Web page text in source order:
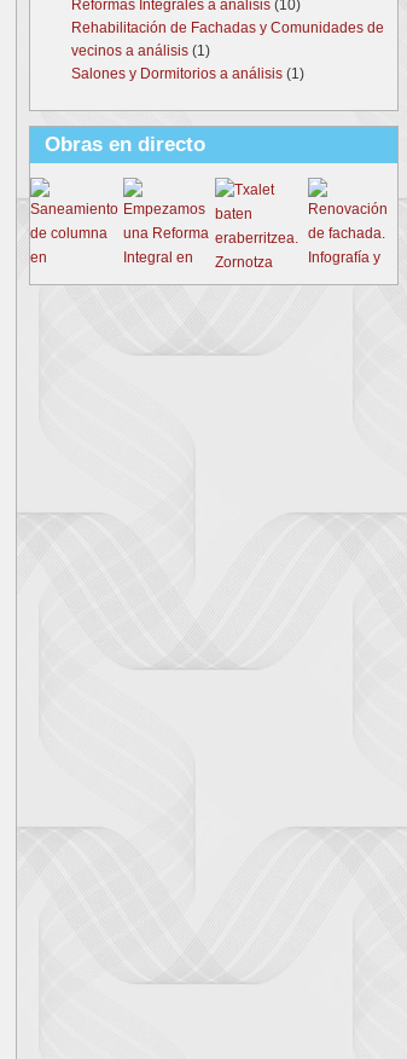
Reformas Integrales a análisis (10)
Rehabilitación de Fachadas y Comunidades de
vecinos a análisis (1)
Salones y Dormitorios a análisis (1)
Obras en directo